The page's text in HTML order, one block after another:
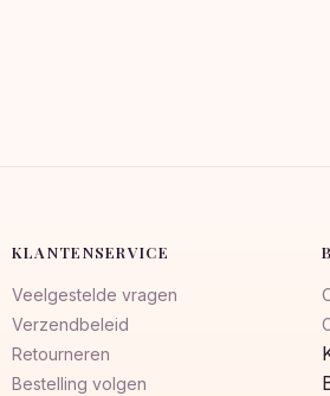
KLANTENSERVICE
Veelgestelde vragen
Verzendbeleid
Retourneren
Bestelling volgen